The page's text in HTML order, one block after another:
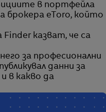
в портфейла
брокера eToro, който
казват, че са
за професионални
данни за
в какво да